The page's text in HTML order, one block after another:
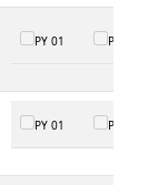
PY 01 PY 02
PY 01 PY 02